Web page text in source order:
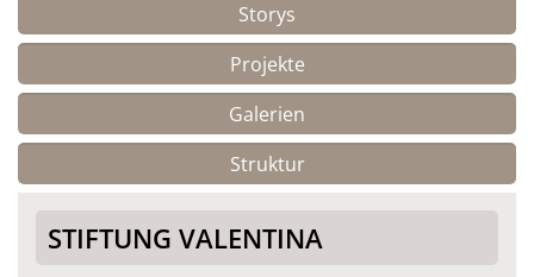
Storys
Projekte
Galerien
Struktur
STIFTUNG VALENTINA